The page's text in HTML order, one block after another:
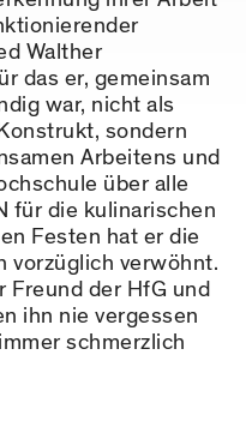
Walther
das er, gemeinsam
war, nicht als
sondern
Arbeitens und
über alle
für die kulinarischen
Festen hat er die
vorzüglich verwöhnt.
Freund der HfG und
ihn nie vergessen
schmerzlich